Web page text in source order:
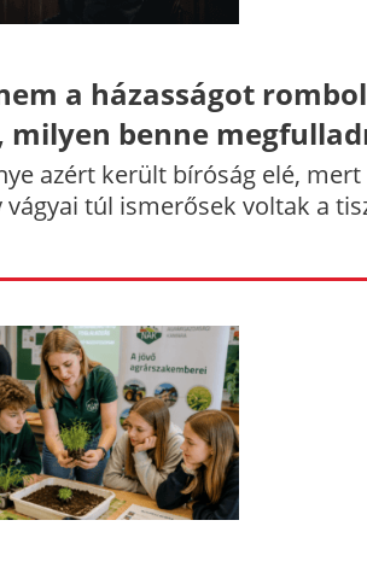
a házasságot
milyen benne
azért került bíróság elé, mert
vágyai túl ismerősek voltak a